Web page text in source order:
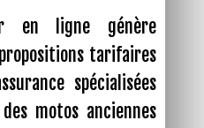
en ligne génère
tarifaires
spécialisées
motos anciennes